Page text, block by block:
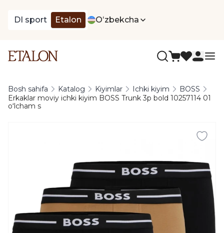
DI sport Etalon Oʻzbekcha
Bosh sahifa Katalog Kiyimlar Ichki kiyim
BOSS
Erkaklar moviy ichki kiyim BOSS Trunk 3p bold 10257114 01
oʻlcham s